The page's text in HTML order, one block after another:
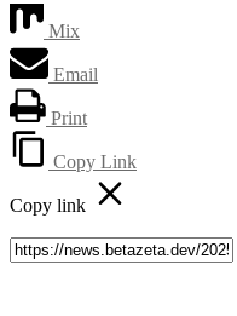
Mix
Email
Print
Copy Link
Copy link